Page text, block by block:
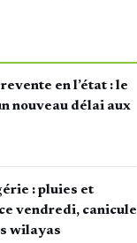
en l’état : le
nouveau délai aux
: pluies et
vendredi, canicule
wilayas